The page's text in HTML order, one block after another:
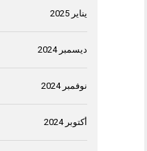
يناير 2025
ديسمبر 2024
نوفمبر 2024
أكتوبر 2024